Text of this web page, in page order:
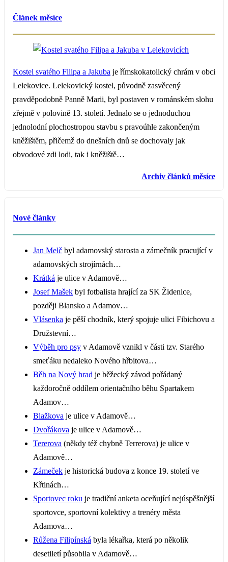
Článek měsíce
Kostel svatého Filipa a Jakuba je římskokatolický chrám v obci
Lelekovice. Lelekovický kostel, původně zasvěcený
pravděpodobně Panně Marii, byl postaven v románském slohu
zřejmě v polovině 13. století. Jednalo se o jednoduchou
jednolodní plochostropou stavbu s pravoúhle zakončeným
kněžištěm, přičemž do dnešních dnů se dochovaly jak
obvodové zdi lodi, tak i kněžiště…
Archiv článků měsíce
Nové články
Jan Melč byl adamovský starosta a zámečník pracující v
adamovských strojírnách…
Krátká je ulice v Adamově…
Josef Mašek byl fotbalista hrající za SK Židenice,
později Blansko a Adamov…
Vlásenka je pěší chodník, který spojuje ulici Fibichovu a
Družstevní…
Výběh pro psy v Adamově vznikl v části tzv. Starého
smeťáku nedaleko Nového hřbitova…
Běh na Nový hrad je běžecký závod pořádaný
každoročně oddílem orientačního běhu Spartakem
Adamov…
Blažkova je ulice v Adamově…
Dvořákova je ulice v Adamově…
Tererova (někdy též chybně Terrerova) je ulice v
Adamově…
Zámeček je historická budova z konce 19. století ve
Křtinách…
Sportovec roku je tradiční anketa oceňující nejúspěšnější
sportovce, sportovní kolektivy a trenéry města
Adamova…
Růžena Filipínská byla lékařka, která po několik
desetiletí působila v Adamově…